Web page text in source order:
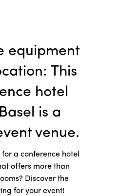
equipment
This
hotel
is a
venue.
a conference hotel
offers more than
Discover the
for your event!